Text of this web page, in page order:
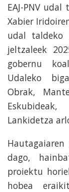
EAJ-PNV
Xabier
udal taldeko
jeltzaleek
gobernu
Udaleko
Obrak,
Lankidetza
dago,
proiektu
hobea